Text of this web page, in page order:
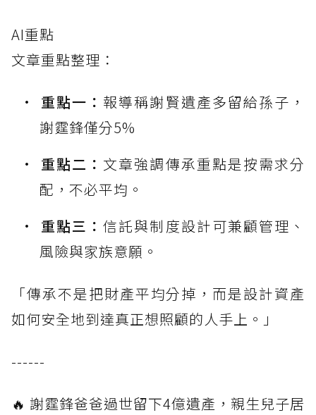
AI重點
文章重點整理：
重點一： 報導稱謝賢遺產多留給孫子，
謝霆鋒僅分5%
重點二： 文章強調傳承重點是按需求分
配，不必平均。
重點三：信託與制度設計可兼顧管理、
風險與家族意願。
「傳承不是把財產平均分掉，而是設計資產
如何安全地到達真正想照顧的人手上。」
------
🔥 謝霆鋒爸爸過世留下4億遺產，親生兒子居